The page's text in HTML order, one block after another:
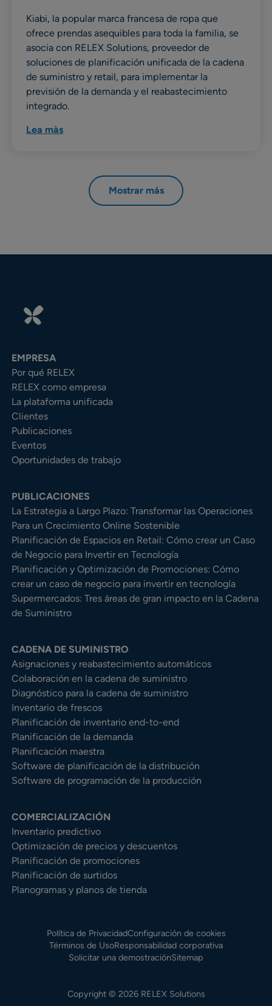
Kiabi, la popular marca francesa de ropa que
ofrece prendas asequibles para toda la familia, se
asocia con RELEX Solutions, proveedor de
soluciones de planificación unificada de la cadena
de suministro y retail, para implementar la
previsión de la demanda y el reabastecimiento
integrado.
Lea màs
Mostrar más
EMPRESA
Por qué RELEX
RELEX como empresa
La plataforma unificada
Clientes
Publicaciones
Eventos
Oportunidades de trabajo
PUBLICACIONES
La Estrategia a Largo Plazo: Transformar las Operaciones
Para un Crecimiento Online Sostenible
Planificación de Espacios en Retail: Cómo crear un Caso
de Negocio para Invertir en Tecnología
Planificación y Optimización de Promociones: Cómo
crear un caso de negocio para invertir en tecnología
Supermercados: Tres áreas de gran impacto en la Cadena
de Suministro
CADENA DE SUMINISTRO
Asignaciones y reabastecimiento automáticos
Colaboración en la cadena de suministro
Diagnóstico para la cadena de suministro
Inventario de frescos
Planificación de inventario end-to-end
Planificación de la demanda
Planificación maestra
Software de planificación de la distribución
Software de programación de la producción
COMERCIALIZACIÓN
Inventario predictivo
Optimización de precios y descuentos
Planificación de promociones
Planificación de surtidos
Planogramas y planos de tienda
Política de PrivacidadConfiguración de cookies
Términos de UsoResponsabilidad corporativa
Solicitar una demostraciónSitemap
Copyright © 2026 RELEX Solutions